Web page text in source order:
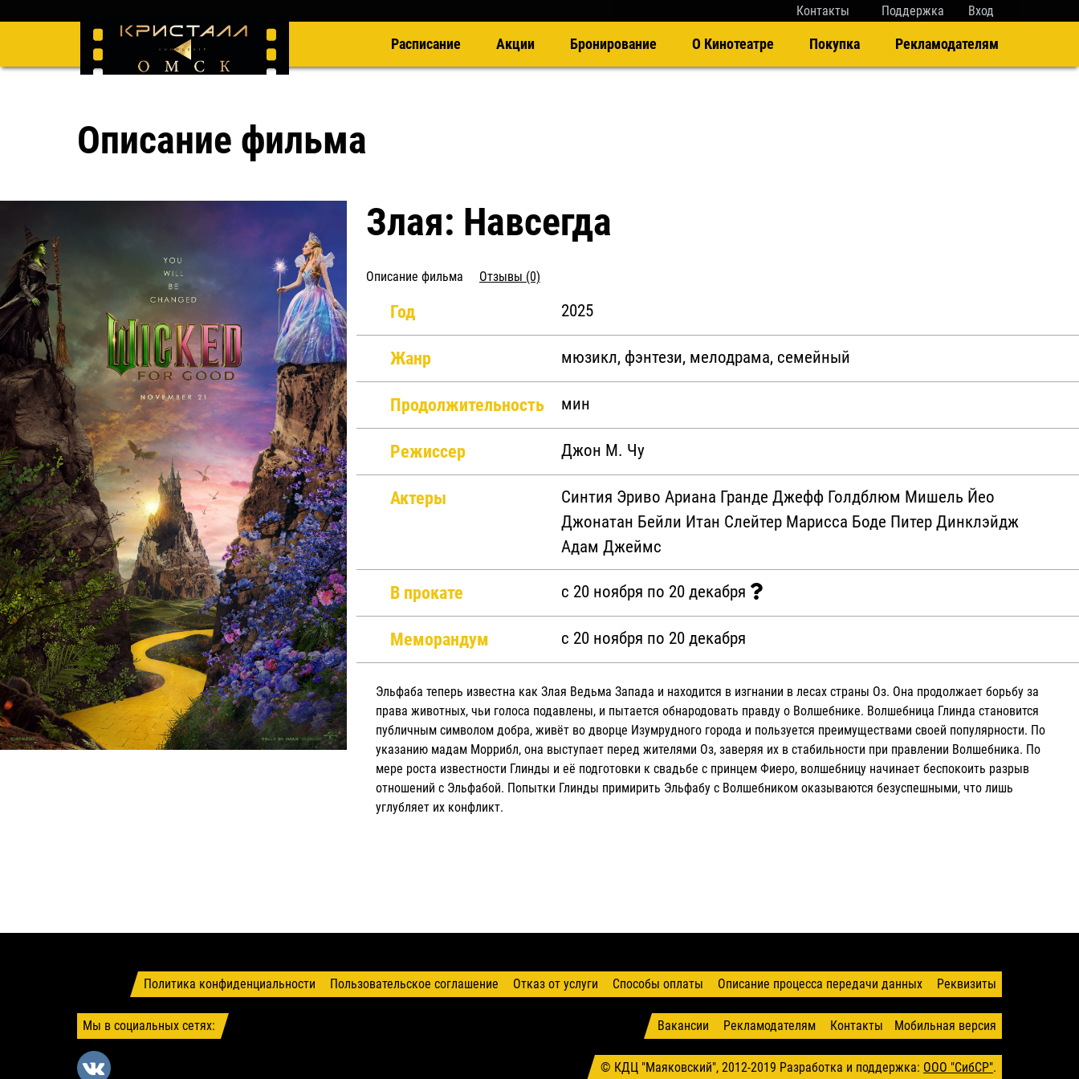
Контакты Поддержка Вход
Расписание Акции Бронирование О Кинотеатре Покупка Рекламодателям
Описание фильма
Злая: Навсегда
Описание фильма Отзывы (0)
Год 2025
Жанр мюзикл, фэнтези, мелодрама, семейный
Продолжительность мин
Режиссер Джон М. Чу
Актеры
Синтия Эриво Ариана Гранде Джефф Голдблюм Мишель Йео
Джонатан Бейли Итан Слейтер Марисса Боде Питер Динклэйдж
Адам Джеймс
В прокате c 20 ноября по 20 декабря
Меморандум c 20 ноября по 20 декабря
Эльфаба теперь известна как Злая Ведьма Запада и находится в изгнании в лесах страны Оз. Она продолжает борьбу за
права животных, чьи голоса подавлены, и пытается обнародовать правду о Волшебнике. Волшебница Глинда становится
публичным символом добра, живёт во дворце Изумрудного города и пользуется преимуществами своей популярности. По
указанию мадам Моррибл, она выступает перед жителями Оз, заверяя их в стабильности при правлении Волшебника. По
мере роста известности Глинды и её подготовки к свадьбе с принцем Фиеро, волшебницу начинает беспокоить разрыв
отношений с Эльфабой. Попытки Глинды примирить Эльфабу с Волшебником оказываются безуспешными, что лишь
углубляет их конфликт.
Политика конфиденциальности Пользовательское соглашение Отказ от услуги Способы оплаты Описание процесса передачи данных Реквизиты
Вакансии Рекламодателям Контакты Мобильная версия
© КДЦ "Маяковский", 2012-2019 Разработка и поддержка: ООО "СибСР".
Мы в социальных сетях: